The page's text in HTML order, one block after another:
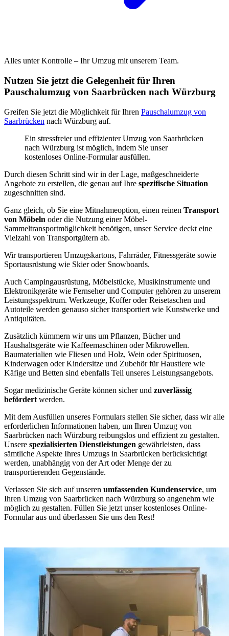
Alles unter Kontrolle – Ihr Umzug mit unserem Team.
Nutzen Sie jetzt die Gelegenheit für Ihren
Pauschalumzug von Saarbrücken nach Würzburg
Greifen Sie jetzt die Möglichkeit für Ihren Pauschalumzug von
Saarbrücken nach Würzburg auf.
Ein stressfreier und effizienter Umzug von Saarbrücken
nach Würzburg ist möglich, indem Sie unser
kostenloses Online-Formular ausfüllen.
Durch diesen Schritt sind wir in der Lage, maßgeschneiderte
Angebote zu erstellen, die genau auf Ihre spezifische Situation
zugeschnitten sind.
Ganz gleich, ob Sie eine Mitnahmeoption, einen reinen Transport
von Möbeln oder die Nutzung einer Möbel-
Sammeltransportmöglichkeit benötigen, unser Service deckt eine
Vielzahl von Transportgütern ab.
Wir transportieren Umzugskartons, Fahrräder, Fitnessgeräte sowie
Sportausrüstung wie Skier oder Snowboards.
Auch Campingausrüstung, Möbelstücke, Musikinstrumente und
Elektronikgeräte wie Fernseher und Computer gehören zu unserem
Leistungsspektrum. Werkzeuge, Koffer oder Reisetaschen und
Autoteile werden genauso sicher transportiert wie Kunstwerke und
Antiquitäten.
Zusätzlich kümmern wir uns um Pflanzen, Bücher und
Haushaltsgeräte wie Kaffeemaschinen oder Mikrowellen.
Baumaterialien wie Fliesen und Holz, Wein oder Spirituosen,
Kinderwagen oder Kindersitze und Zubehör für Haustiere wie
Käfige und Betten sind ebenfalls Teil unseres Leistungsangebots.
Sogar medizinische Geräte können sicher und zuverlässig
befördert werden.
Mit dem Ausfüllen unseres Formulars stellen Sie sicher, dass wir alle
erforderlichen Informationen haben, um Ihren Umzug von
Saarbrücken nach Würzburg reibungslos und effizient zu gestalten.
Unsere spezialisierten Dienstleistungen gewährleisten, dass
sämtliche Aspekte Ihres Umzugs in Saarbrücken berücksichtigt
werden, unabhängig von der Art oder Menge der zu
transportierenden Gegenstände.
Verlassen Sie sich auf unseren umfassenden Kundenservice, um
Ihren Umzug von Saarbrücken nach Würzburg so angenehm wie
möglich zu gestalten. Füllen Sie jetzt unser kostenloses Online-
Formular aus und überlassen Sie uns den Rest!